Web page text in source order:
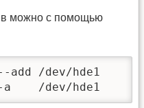
можно с помощью
add /dev/hde1
/dev/hde1